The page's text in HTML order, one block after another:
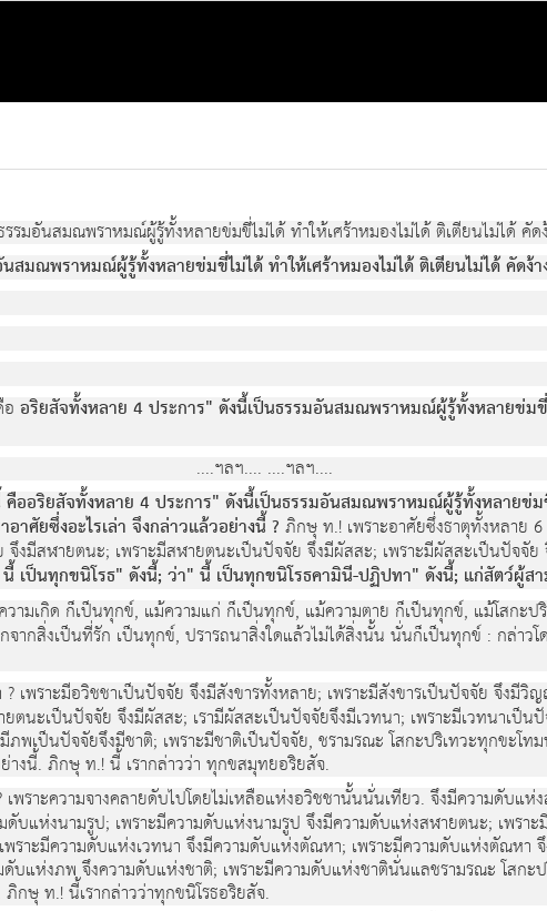
มณพราหมณผูรูทั้งหลายขมขี่ไมได ทําใหเศราหมองไมได ติเตียนไมได คัดง
พราหมณผูรูทั้งหลายขมขี่ไมได ทําใหเศราหมองไมได ติเตียนไมได คัดงาง
ออริยสัจทั้งหลาย 4 ประการ" ดังนี้เปนธรรมอันสมณพราหมณผูรูทั้งหลายข่มขี่ไมไ
....ฯลฯ.... ....ฯลฯ....
ออริยสัจทั้งหลาย 4 ประการ" ดังนี้เปนธรรมอันสมณพราหมณผูรูทั้งหลายข่มขี่ไม
าอาศัยซึ่งอะไรเลา จึงกลาวแล้วอย่างนี้ ? ภิกษุ ท.! เพราะอาศัยซึ่งธาตุทั้งหลาย 6 ป
ย จึงมีสฬายตนะ; เพราะมีสฬายตนะเปนปจจัย จึงมีผัสสะ; เพราะมีผัสสะเปนปจ
ปนทุกขนิโรธ" ดังนี้; วา" นี้ เปนทุกขนิโรธคามินี-ปฏิปทา" ดังนี้; แกสัตวผูส
ความเกิด ก็เปนทุกข, แมความแก ก็เปนทุกข, แมความตาย ก็เปนทุกข, แม
กสิ่งเปนที่รัก เปนทุกข, ปรารถนาสิ่งใดแลวไมไดสิ่งนั้น นั่นก็เปนทุกข : กล
า ? เพราะมีอวิชชาเปนปจจัย จึงมีสังขารทั้งหลาย; เพราะมีสังขารเปนปจจัย จึ
นะเปนปจจัย จึงมีผัสสะ; เรามีผัสสะเปนปจจัยจึงมีเวทนา; เพราะมีเวทนาเป
เปนปจจัยจึงมีชาติ; เพราะมีชาติเปนปจจัย, ชรามรณะ โสกะปริเทวะทุกขะ
างนี้. ภิกษุ ท.! นี้ เรากลาววา ทุกขสมุทยอริยสัจ.
า? เพราะความจางคลายดับไปโดยไมเหลือแหงอวิชชานั้นนั่นเทียว. จึงมีความดับแ
แหงนามรูป; เพราะมีความดับแหงนามรูป จึงมีความดับแหงสฬายตนะ; เพรา
ราะมีความดับแหงเวทนา จึงมีความดับแหงตัณหา; เพราะมีความดับแหงตัณห
ดับแหงภพ จึงความดับแหงชาติ; เพราะมีความดับแหงชาตินั่นแลชรามรณะ โส
กษุ ท.! นี้เรากลาววาทุกขนิโรธอริยสัจ.